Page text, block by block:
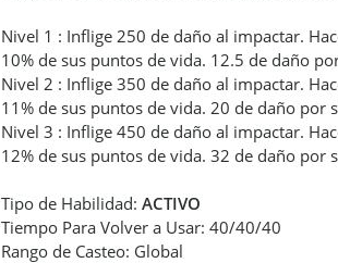
Nivel 1 : Inflige 250 de daño al impactar.
10% de sus puntos de vida. 12.5 de daño
Nivel 2 : Inflige 350 de daño al impactar.
11% de sus puntos de vida. 20 de daño por
Nivel 3 : Inflige 450 de daño al impactar.
12% de sus puntos de vida. 32 de daño por
Tipo de Habilidad: ACTIVO
Tiempo Para Volver a Usar: 40/40/40
Rango de Casteo: Global